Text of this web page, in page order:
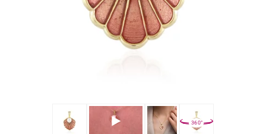
360°